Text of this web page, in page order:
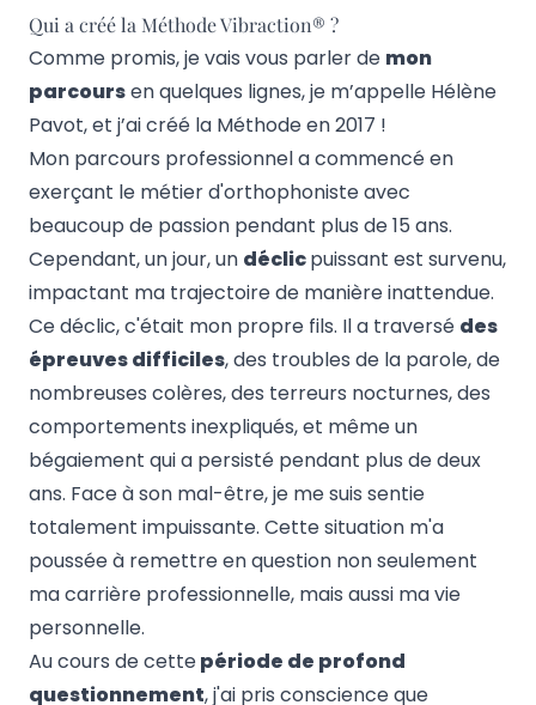
Qui a créé la Méthode Vibraction® ?
Comme promis, je vais vous parler de mon
parcoursen quelques lignes, je m’appelle Hélène
Pavot, et j’ai créé la Méthode en 2017 !
Mon parcours professionnel a commencé en
exerçant le métier d'orthophoniste avec
beaucoup de passion pendant plus de 15 ans.
Cependant, un jour, un déclicpuissant est survenu,
impactant ma trajectoire de manière inattendue.
Ce déclic, c'était mon propre fils. Il a traversé des
épreuves difficiles, des troubles de la parole, de
nombreuses colères, des terreurs nocturnes, des
comportements inexpliqués, et même un
bégaiement qui a persisté pendant plus de deux
ans. Face à son mal-être, je me suis sentie
totalement impuissante. Cette situation m'a
poussée à remettre en question non seulement
ma carrière professionnelle, mais aussi ma vie
personnelle.
Au cours de cettepériode de profond
questionnement, j'ai pris conscience que